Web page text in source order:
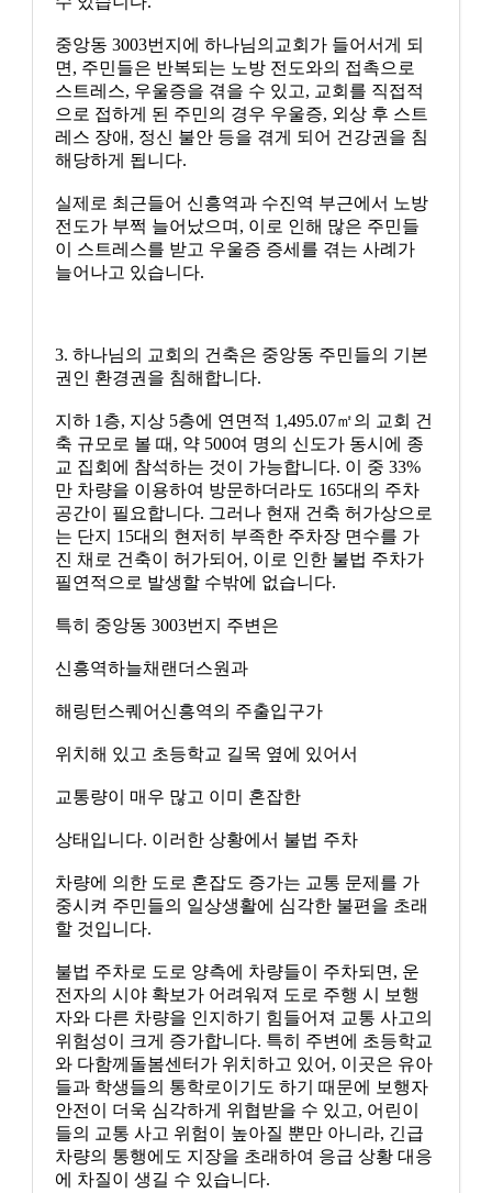
중앙동 3003번지에 하나님의교회가 들어서게 되
면, 주민들은 반복되는 노방 전도와의 접촉으로
스트레스, 우울증을 겪을 수 있고, 교회를 직접적
으로 접하게 된 주민의 경우 우울증, 외상 후 스트
레스 장애, 정신 불안 등을 겪게 되어 건강권을 침
해당하게 됩니다.
실제로 최근들어 신흥역과 수진역 부근에서 노방
전도가 부쩍 늘어났으며, 이로 인해 많은 주민들
이 스트레스를 받고 우울증 증세를 겪는 사례가
늘어나고 있습니다.
3. 하나님의 교회의 건축은 중앙동 주민들의 기본
권인 환경권을 침해합니다.
지하 1층, 지상 5층에 연면적 1,495.07㎡의 교회 건
축 규모로 볼 때, 약 500여 명의 신도가 동시에 종
교 집회에 참석하는 것이 가능합니다. 이 중 33%
만 차량을 이용하여 방문하더라도 165대의 주차
공간이 필요합니다. 그러나 현재 건축 허가상으로
는 단지 15대의 현저히 부족한 주차장 면수를 가
진 채로 건축이 허가되어, 이로 인한 불법 주차가
필연적으로 발생할 수밖에 없습니다.
특히 중앙동 3003번지 주변은
신흥역하늘채랜더스원과
해링턴스퀘어신흥역의 주출입구가
위치해 있고 초등학교 길목 옆에 있어서
교통량이 매우 많고 이미 혼잡한
상태입니다. 이러한 상황에서 불법 주차
차량에 의한 도로 혼잡도 증가는 교통 문제를 가
중시켜 주민들의 일상생활에 심각한 불편을 초래
할 것입니다.
불법 주차로 도로 양측에 차량들이 주차되면, 운
전자의 시야 확보가 어려워져 도로 주행 시 보행
자와 다른 차량을 인지하기 힘들어져 교통 사고의
위험성이 크게 증가합니다. 특히 주변에 초등학교
와 다함께돌봄센터가 위치하고 있어, 이곳은 유아
들과 학생들의 통학로이기도 하기 때문에 보행자
안전이 더욱 심각하게 위협받을 수 있고, 어린이
들의 교통 사고 위험이 높아질 뿐만 아니라, 긴급
차량의 통행에도 지장을 초래하여 응급 상황 대응
에 차질이 생길 수 있습니다.